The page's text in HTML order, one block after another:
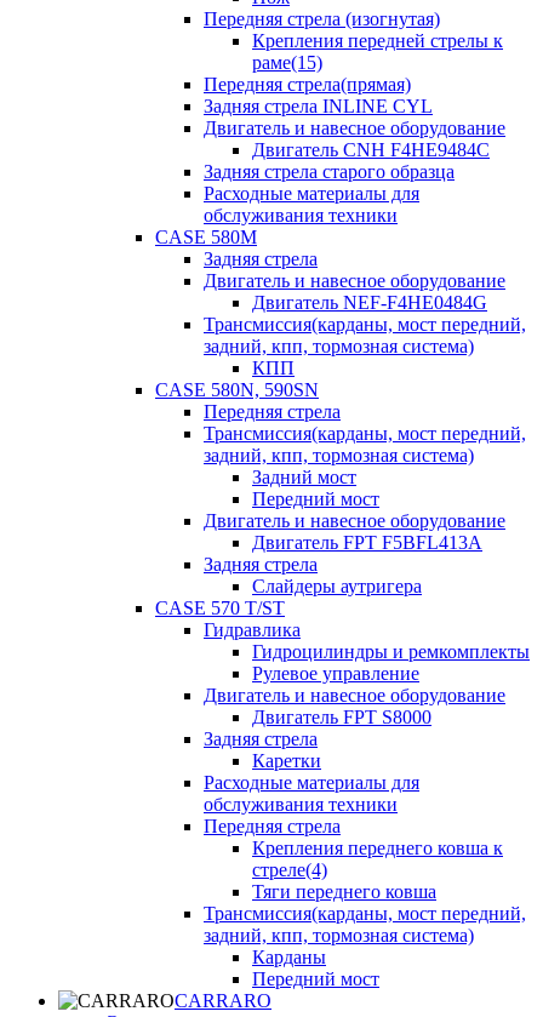
Передняя стрела (изогнутая)
Крепления передней стрелы к
раме(15)
Передняя стрела(прямая)
Задняя стрела INLINE CYL
Двигатель и навесное оборудование
Двигатель CNH F4HE9484C
Задняя стрела старого образца
Расходные материалы для
обслуживания техники
CASE 580M
Задняя стрела
Двигатель и навесное оборудование
Двигатель NEF-F4HE0484G
Трансмиссия(карданы, мост передний,
задний, кпп, тормозная система)
КПП
CASE 580N, 590SN
Передняя стрела
Трансмиссия(карданы, мост передний,
задний, кпп, тормозная система)
Задний мост
Передний мост
Двигатель и навесное оборудование
Двигатель FPT F5BFL413A
Задняя стрела
Слайдеры аутригера
CASE 570 T/ST
Гидравлика
Гидроцилиндры и ремкомплекты
Рулевое управление
Двигатель и навесное оборудование
Двигатель FPT S8000
Задняя стрела
Каретки
Расходные материалы для
обслуживания техники
Передняя стрела
Крепления переднего ковша к
стреле(4)
Тяги переднего ковша
Трансмиссия(карданы, мост передний,
задний, кпп, тормозная система)
Карданы
Передний мост
CARRARO